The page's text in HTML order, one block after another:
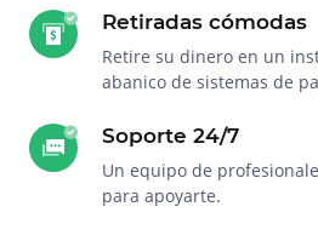
Retiradas cómodas
Retire su dinero en un
abanico de sistemas de
Soporte 24/7
Un equipo de
para apoyarte.